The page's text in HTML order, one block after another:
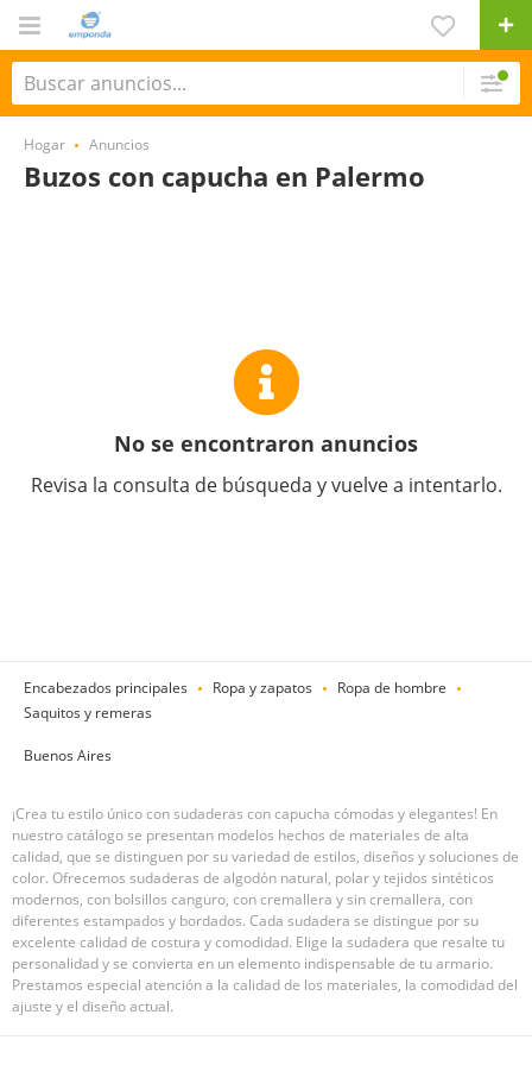
Hogar Anuncios
Buzos con capucha en Palermo
No se encontraron anuncios
Revisa la consulta de búsqueda y vuelve a intentarlo.
Encabezados principales Ropa y zapatos
Ropa de hombre
Saquitos y remeras
Buenos Aires
¡Crea tu estilo único con sudaderas con capucha cómodas y elegantes! En
nuestro catálogo se presentan modelos hechos de materiales de alta
calidad, que se distinguen por su variedad de estilos, diseños y soluciones de
color. Ofrecemos sudaderas de algodón natural, polar y tejidos sintéticos
modernos, con bolsillos canguro, con cremallera y sin cremallera, con
diferentes estampados y bordados. Cada sudadera se distingue por su
excelente calidad de costura y comodidad. Elige la sudadera que resalte tu
personalidad y se convierta en un elemento indispensable de tu armario.
Prestamos especial atención a la calidad de los materiales, la comodidad del
ajuste y el diseño actual.